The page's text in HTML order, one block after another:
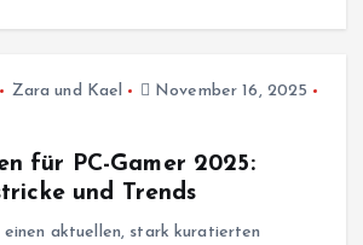
Zara und Kael
November 16, 2025
für PC-Gamer 2025:
und Trends
aktuellen, stark kuratierten